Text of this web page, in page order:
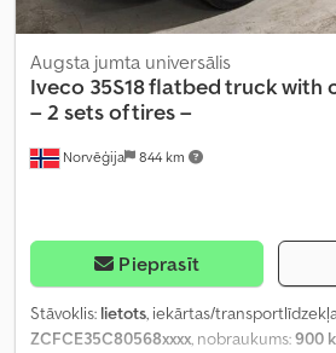
Norvēģija 844 km
Augsta jumta universālis
Iveco 35S18 flatbed truck with
– 2 sets of tires –
Pieprasīt
Stāvoklis: lietots, iekārtas/
ZCFCE35C80568xxxx, nobraukums:900